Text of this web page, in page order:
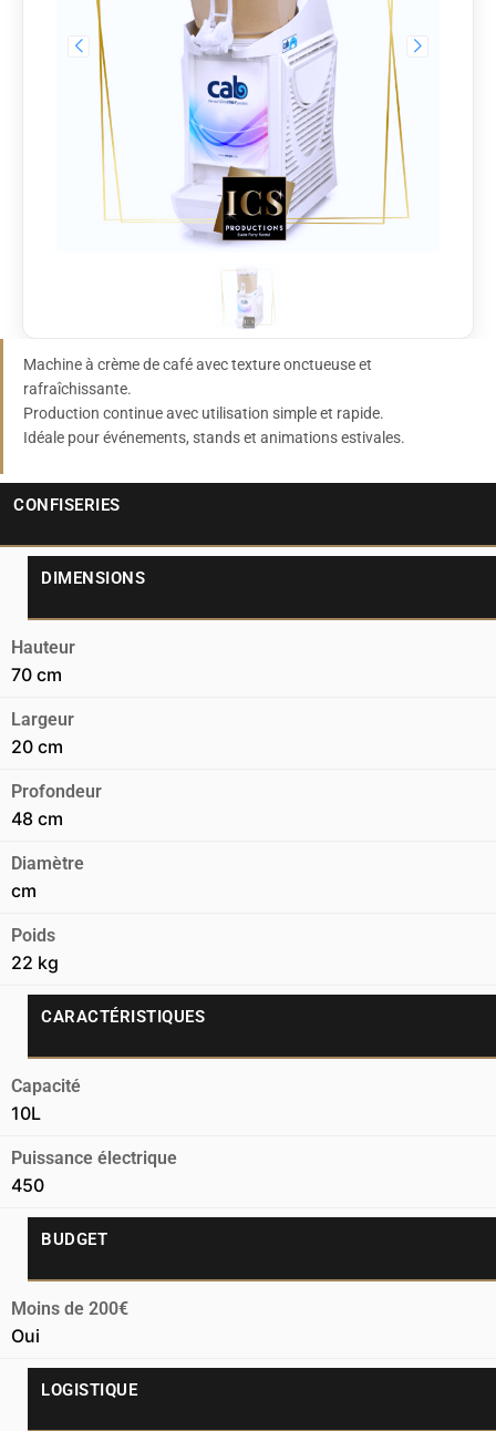
Machine à crème de café avec texture onctueuse et
rafraîchissante.
Production continue avec utilisation simple et rapide.
Idéale pour événements, stands et animations estivales.
CONFISERIES
DIMENSIONS
Hauteur
70 cm
Largeur
20 cm
Profondeur
48 cm
Diamètre
cm
Poids
22 kg
CARACTÉRISTIQUES
Capacité
10L
Puissance électrique
450
BUDGET
Moins de 200€
Oui
LOGISTIQUE